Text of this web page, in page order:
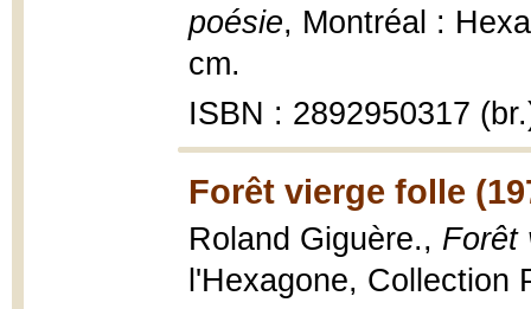
poésie, Montréal :
cm.
ISBN : 2892950317
Forêt vierge folle
Roland Giguère., Forêt
l'Hexagone, Collection